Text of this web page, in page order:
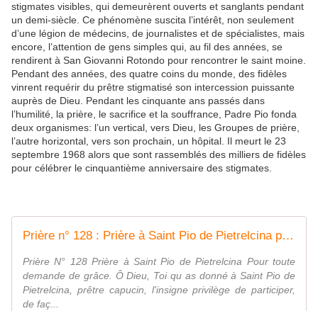
stigmates visibles, qui demeurèrent ouverts et sanglants pendant
un demi-siècle. Ce phénomène suscita l’intérêt, non seulement
d’une légion de médecins, de journalistes et de spécialistes, mais
encore, l’attention de gens simples qui, au fil des années, se
rendirent à San Giovanni Rotondo pour rencontrer le saint moine.
Pendant des années, des quatre coins du monde, des fidèles
vinrent requérir du prêtre stigmatisé son intercession puissante
auprès de Dieu. Pendant les cinquante ans passés dans
l’humilité, la prière, le sacrifice et la souffrance, Padre Pio fonda
deux organismes: l’un vertical, vers Dieu, les Groupes de prière,
l’autre horizontal, vers son prochain, un hôpital. Il meurt le 23
septembre 1968 alors que sont rassemblés des milliers de fidèles
pour célébrer le cinquantième anniversaire des stigmates.
Prière n° 128 : Prière à Saint Pio de Pietrelcina pour toute demande de grâce #parti2zero #prieres - manuel de prières de guérison, soins, grâces. trouvez la votre
Prière N° 128 Prière à Saint Pio de Pietrelcina Pour toute
demande de grâce. Ô Dieu, Toi qu as donné à Saint Pio de
Pietrelcina, prêtre capucin, l'insigne privilège de participer,
de faç...